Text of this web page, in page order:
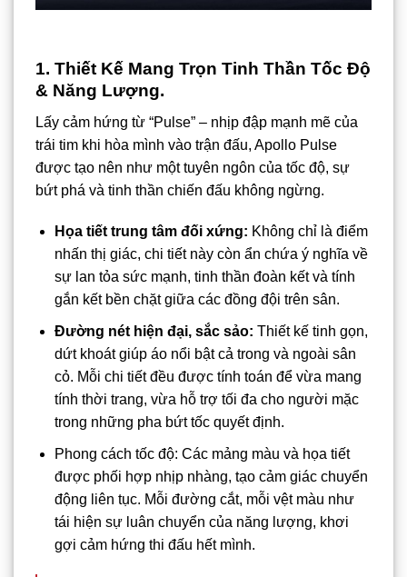
1. Thiết Kế Mang Trọn Tinh Thần Tốc Độ
& Năng Lượng.
Lấy cảm hứng từ “Pulse” – nhịp đập mạnh mẽ của
trái tim khi hòa mình vào trận đấu, Apollo Pulse
được tạo nên như một tuyên ngôn của tốc độ, sự
bứt phá và tinh thần chiến đấu không ngừng.
Họa tiết trung tâm đối xứng: Không chỉ là điểm
nhấn thị giác, chi tiết này còn ẩn chứa ý nghĩa về
sự lan tỏa sức mạnh, tinh thần đoàn kết và tính
gắn kết bền chặt giữa các đồng đội trên sân.
Đường nét hiện đại, sắc sảo: Thiết kế tinh gọn,
dứt khoát giúp áo nổi bật cả trong và ngoài sân
cỏ. Mỗi chi tiết đều được tính toán để vừa mang
tính thời trang, vừa hỗ trợ tối đa cho người mặc
trong những pha bứt tốc quyết định.
Phong cách tốc độ: Các mảng màu và họa tiết
được phối hợp nhịp nhàng, tạo cảm giác chuyển
động liên tục. Mỗi đường cắt, mỗi vệt màu như
tái hiện sự luân chuyển của năng lượng, khơi
gợi cảm hứng thi đấu hết mình.